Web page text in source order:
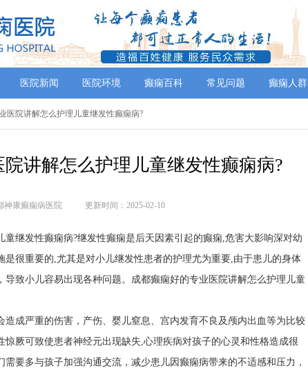
医院新闻 医院环境 癫痫百科 常见问题 癫痫人群
医院讲解怎么护理儿童继发性癫痫病?
讲解怎么护理儿童继发性癫痫病?
神康癫痫病医院 更新时间：2025-02-10
继发性癫痫病?继发性癫痫是后天因素引起的癫痫,危害大影响深对幼
很重要的,尤其是对小儿继发性患者的护理尤为重要,由于患儿的身体
致小儿容易出现各种问题。成都癫痫好的专业医院讲解怎么护理儿童
造成严重的伤害，产伤、婴儿窒息、宫内发育不良及颅内出血等为比较
厥可致使患者神经元出现缺失,心理疾病对孩子的心灵和性格造成很
要多与孩子加强沟通交流，减少患儿因癫痫病带来的不适感和压力，